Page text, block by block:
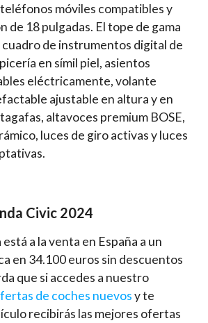
móviles compatibles y
de 18 pulgadas. El tope de gama
cuadro de instrumentos digital de
en símil piel, asientos
eléctricamente, volante
ajustable en altura y en
altavoces premium BOSE,
luces de giro activas y luces
Civic 2024
a la venta en España a un
en 34.100 euros sin descuentos
que si accedes a nuestro
de coches nuevosy te
recibirás las mejores ofertas